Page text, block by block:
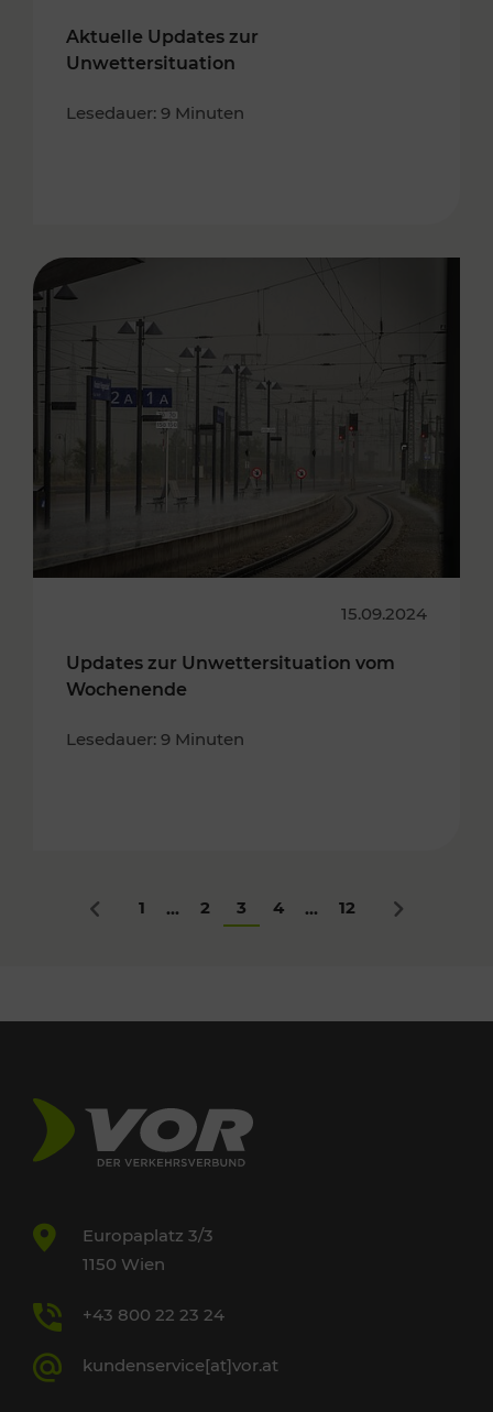
Aktuelle Updates zur
Unwettersituation
Lesedauer: 9 Minuten
15.09.2024
Updates zur Unwettersituation vom
Wochenende
Lesedauer: 9 Minuten
Zurück
1 ... 2 3 4 ... 12 Nächstes
Europaplatz 3/3
1150 Wien
+43 800 22 23 24
kundenservice[at]vor.at